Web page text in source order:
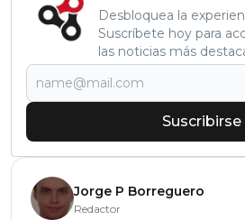
Desbloquea la
Suscríbete hoy para
las noticias más
Suscribirse
Jorge P Borreguero
Redactor